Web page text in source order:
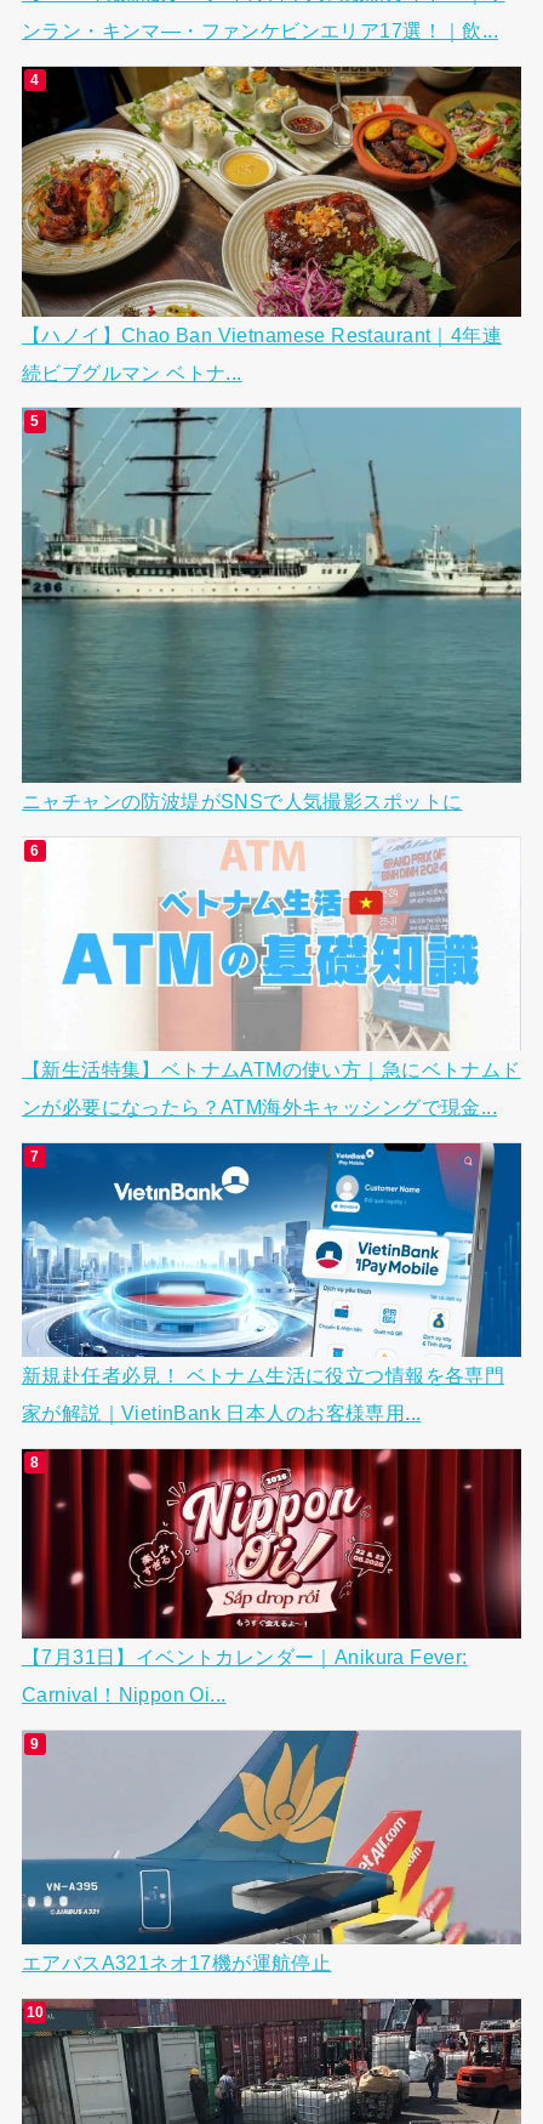
ンラン・キンマ―・ファンケビンエリア17選！｜飲...
【ハノイ】Chao Ban Vietnamese Restaurant｜4年連
続ビブグルマン ベトナ...
ニャチャンの防波堤がSNSで人気撮影スポットに
【新生活特集】ベトナムATMの使い方｜急にベトナムド
ンが必要になったら？ATM海外キャッシングで現金...
新規赴任者必見！ ベトナム生活に役立つ情報を各専門
家が解説｜VietinBank 日本人のお客様専用...
【7月31日】イベントカレンダー｜Anikura Fever:
Carnival！Nippon Oi...
エアバスA321ネオ17機が運航停止